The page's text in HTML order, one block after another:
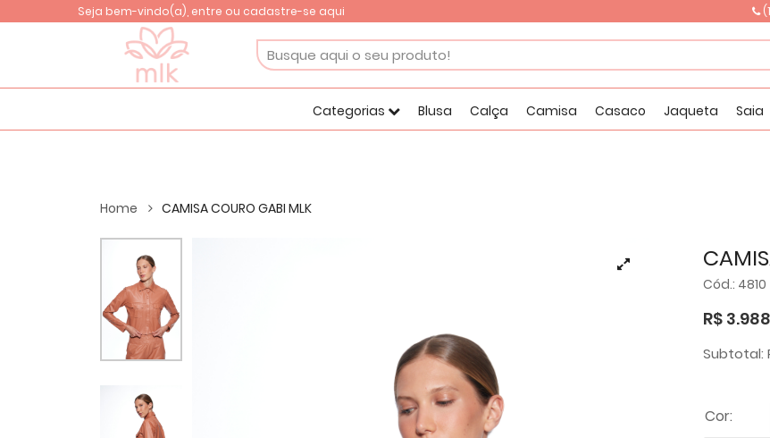
Seja bem-vindo(a), entre ou cadastre-se aqui
Categorias Blusa Calça Camisa Casaco Jaqueta Saia
GANHE 10% OFF NA PRIMEIRA COMPRA
Use o cupom MAMELUKA10
GANHE 5% OFF
Home CAMISA COURO GABI MLK
Cód.: 4810
R$
Subtotal:
Cor: